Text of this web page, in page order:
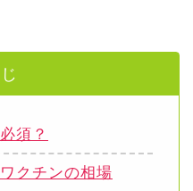
須？
クチンの相場